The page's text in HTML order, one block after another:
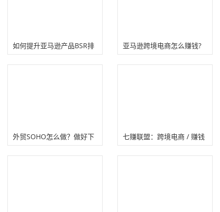
如何提升亚马逊产品BSR排
名（4大维度提升排名）
亚马逊跨境电商怎么赚钱?
1688进货技巧!
外贸SOHO怎么做？做好下
面几点离财务自由不远！
七赚联盟：跨境电商 / 赚钱
商机